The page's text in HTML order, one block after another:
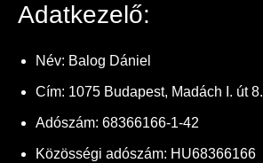
Adatkezelő:
Név: Balog Dániel
Cím: 1075 Budapest, Madách I. út 8.
Adószám: 68366166-1-42
Közösségi adószám: HU68366166